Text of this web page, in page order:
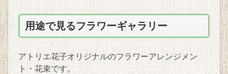
用途で見るフラワーギャラリー
アトリエ花子オリジナルのフラワーアレンジメン
ト・花束です。